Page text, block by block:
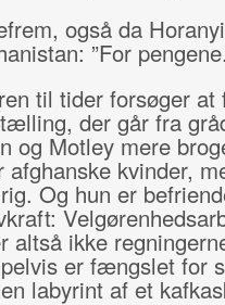
også da
”For
til tider forsøger at
der går fra
og Motley mere
kvinder,
Og hun er
altså ikke
er fængslet for
labyrint af et